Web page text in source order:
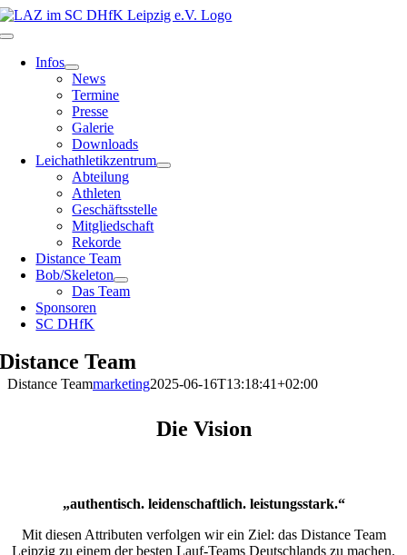
Zum
Inhalt
Toggle
Navigation
Infos
News
Termine
Presse
Galerie
Downloads
Leichathletikzentrum
Abteilung
Athleten
Geschäftsstelle
Mitgliedschaft
Rekorde
Distance Team
Bob/Skeleton
Das Team
Sponsoren
SC DHfK
Distance Team
Distance Teammarketing2025-06-16T13:18:41+02:00
Die Vision
„authentisch. leidenschaftlich. leistungsstark.“
Mit diesen Attributen verfolgen wir ein Ziel: das Distance Team
Leipzig zu einem der besten Lauf-Teams Deutschlands zu machen.